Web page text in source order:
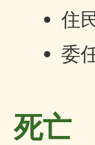
住
委
死亡